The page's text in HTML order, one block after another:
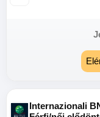
Internazionali